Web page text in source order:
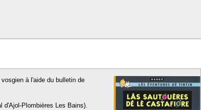
à l'aide du bulletin de
d'Ajol-Plombières Les Bains).